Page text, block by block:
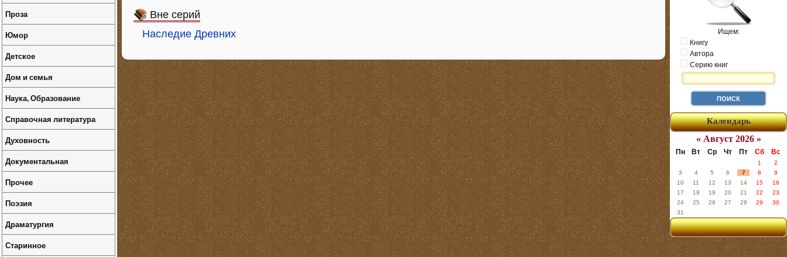
Вне серий
Наследие Древних
Ищем:
Книгу
Автора
Серию книг
Календарь
« Август 2026 »
Пн Вт Ср Чт Пт Сб Вс
1
2
3
4 5 6 7 8
9
10
11 12 13 14 15
16
17
18 19 20 21 22
23
24
25 26 27 28 29
30
31
Проза
Юмор
Детское
Дом и семья
Наука, Образование
Справочная литература
Духовность
Документальная
Прочее
Поэзия
Драматургия
Старинное